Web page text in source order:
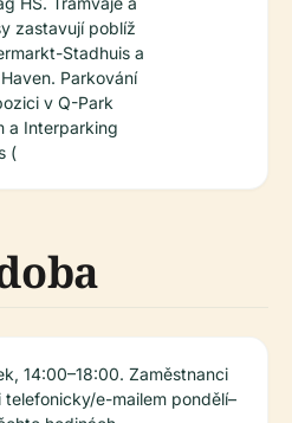
zastavují poblíž
Stadhuis a
Parkování
v Q-Park
a Interparking
(
14:00–18:00. Zaměstnanci
telefonicky/e-mailem pondělí–